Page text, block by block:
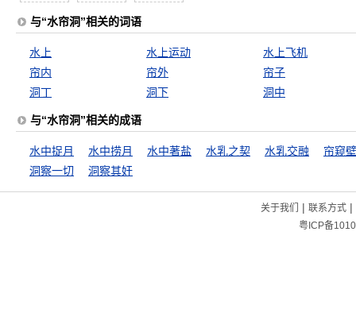
与“水帘洞”相关的词语
水上 水上运动
水上飞机
帘内
帘外
帘子
洞丁
洞下 洞中
与“水帘洞”相关的成语
水中捉月 水中捞月 水中著盐 水乳之契 水乳交融
帘窥
洞察一切
洞察其奸
关于我们 | 联系方式|
粤ICP备